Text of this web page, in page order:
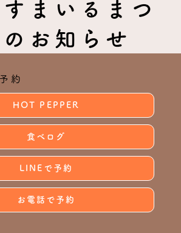
まいるまつ
のお知らせ
約
HOT PEPPER
食べログ
LINEで予約
お電話で予約